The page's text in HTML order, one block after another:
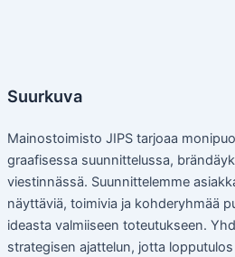
Suurkuva
Mainostoimisto JIPS tarjoaa
graafisessa suunnittelussa,
viestinnässä. Suunnittelemme
näyttäviä, toimivia ja kohderyhmää
ideasta valmiiseen toteutukseen.
strategisen ajattelun, jotta